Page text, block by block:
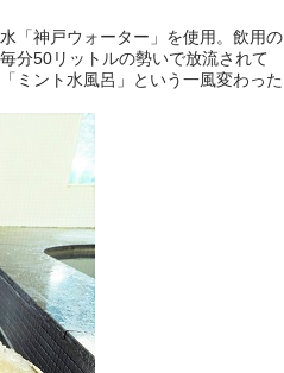
おふろパス会員様なら、この特
料」でご利用いただけます。
い師さんとお話しして、心もほ
ぐしてみませんか？
「神戸ウォーター」を使用。飲用の
分50リットルの勢いで放流されて
ミント水風呂」という一風変わった